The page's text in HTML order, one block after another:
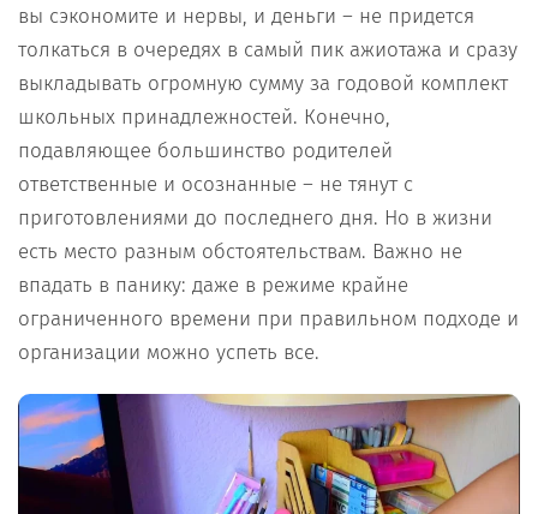
вы сэкономите и нервы, и деньги – не придется
толкаться в очередях в самый пик ажиотажа и сразу
выкладывать огромную сумму за годовой комплект
школьных принадлежностей. Конечно,
подавляющее большинство родителей
ответственные и осознанные – не тянут с
приготовлениями до последнего дня. Но в жизни
есть место разным обстоятельствам. Важно не
впадать в панику: даже в режиме крайне
ограниченного времени при правильном подходе и
организации можно успеть все.